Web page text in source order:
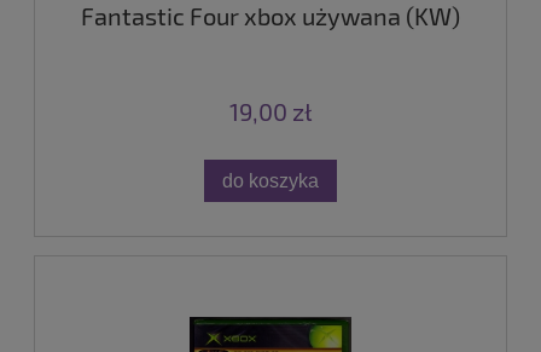
Fantastic Four xbox używana (KW)
19,00 zł
do koszyka